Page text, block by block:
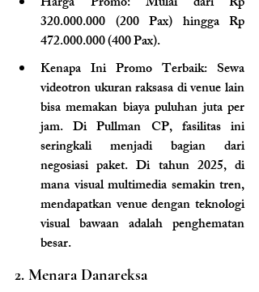
320.000.000 (200 Pax) hingga Rp
472.000.000 (400 Pax).
Kenapa Ini Promo Terbaik: Sewa
videotron ukuran raksasa di venue lain
bisa memakan biaya puluhan juta per
jam. Di Pullman CP, fasilitas ini
seringkali menjadi bagian dari
negosiasi paket. Di tahun 2025, di
mana visual multimedia semakin tren,
mendapatkan venue dengan teknologi
visual bawaan adalah penghematan
besar.
2. Menara Danareksa